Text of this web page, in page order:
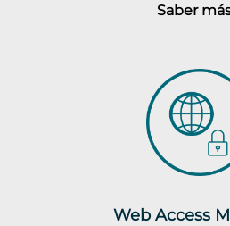
Saber
Web Access